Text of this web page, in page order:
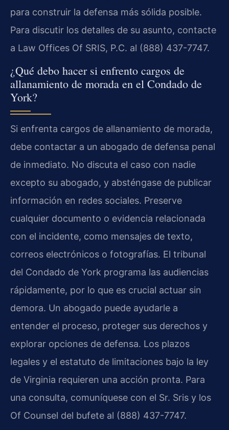
para construir la defensa más sólida posible.
Para discutir los detalles de su asunto, contacte
a Law Offices Of SRIS, P.C. al (888) 437-7747.
¿Qué debo hacer si enfrento cargos de
allanamiento de morada en el Condado de
York?
Si enfrenta cargos de allanamiento de morada,
debe contactar a un abogado de defensa penal
de inmediato. No discuta el caso con nadie
excepto su abogado, y absténgase de publicar
información en redes sociales. Preserve
cualquier documento o evidencia relacionada
con el incidente, como mensajes de texto,
correos electrónicos o fotografías. El tribunal
del Condado de York programa las audiencias
rápidamente, por lo que es crucial actuar sin
demora. Un abogado puede ayudarle a
entender el proceso, proteger sus derechos y
explorar opciones de defensa. Los plazos
legales y el estatuto de limitaciones bajo la ley
de Virginia requieren una acción pronta. Para
una consulta, comuníquese con el Sr. Sris y los
Of Counsel del bufete al (888) 437-7747.